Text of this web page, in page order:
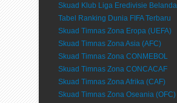
Skuad Klub Liga Eredivisie Belanda
Tabel Ranking Dunia FIFA Terbaru
Skuad Timnas Zona Eropa (UEFA)
Skuad Timnas Zona Asia (AFC)
Skuad Timnas Zona CONMEBOL
Skuad Timnas Zona CONCACAF
Skuad Timnas Zona Afrika (CAF)
Skuad Timnas Zona Oseania (OFC)